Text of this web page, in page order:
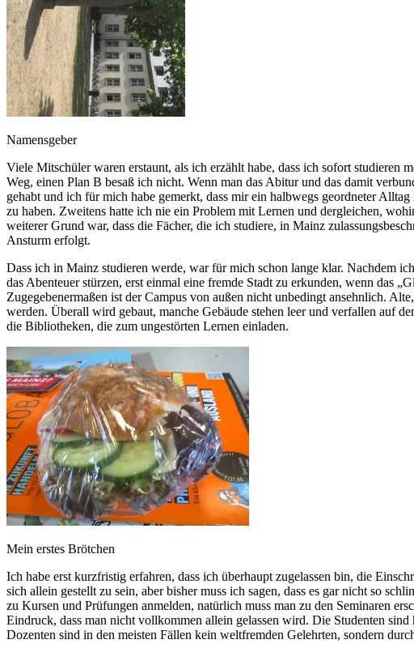
Namensgeber
Viele Mitschüler waren erstaunt, als ich erzählt habe, dass ich sofort
Weg, einen Plan B besaß ich nicht. Wenn man das Abitur und das damit
gehabt und ich für mich habe gemerkt, dass mir ein halbwegs geordneter
zu haben. Zweitens hatte ich nie ein Problem mit Lernen und dergleichen,
weiterer Grund war, dass die Fächer, die ich studiere, in Mainz
Ansturm erfolgt.
Dass ich in Mainz studieren werde, war für mich schon lange klar. Nachdem
das Abenteuer stürzen, erst einmal eine fremde Stadt zu erkunden, wenn das
Zugegebenermaßen ist der Campus von außen nicht unbedingt ansehnlich.
werden. Überall wird gebaut, manche Gebäude stehen leer und verfallen auf
die Bibliotheken, die zum ungestörten Lernen einladen.
Mein erstes Brötchen
Ich habe erst kurzfristig erfahren, dass ich überhaupt zugelassen bin, die
sich allein gestellt zu sein, aber bisher muss ich sagen, dass es gar nicht so
zu Kursen und Prüfungen anmelden, natürlich muss man zu den Seminaren
Eindruck, dass man nicht vollkommen allein gelassen wird. Die Studenten
Dozenten sind in den meisten Fällen kein weltfremden Gelehrten, sondern